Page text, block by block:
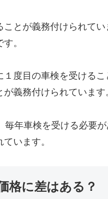
とが義務付けられて
。
度目の車検を受ける
義務付けられています
年車検を受ける必要
います。
格に差はある？